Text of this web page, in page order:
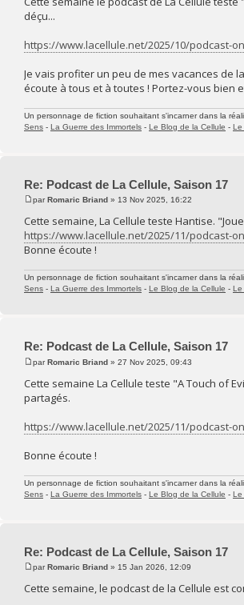
déçu...
https://www.lacellule.net/2025/10/podcast-
Je vais profiter un peu de mes vacances de
écoute à tous et à toutes ! Portez-vous bien
Un personnage de fiction souhaitant s'incarner dans la
Sens - La Guerre des Immortels - Le Blog de la Cellule - Le
Re: Podcast de La Cellule, Saison 17
parRomaric Briand » 13 Nov 2025, 16:22
Cette semaine, La Cellule teste Hantise.
https://www.lacellule.net/2025/11/podcast-
Bonne écoute !
Un personnage de fiction souhaitant s'incarner dans la
Sens - La Guerre des Immortels - Le Blog de la Cellule - Le
Re: Podcast de La Cellule, Saison 17
parRomaric Briand » 27 Nov 2025, 09:43
Cette semaine La Cellule teste "A Touch of
partagés.
https://www.lacellule.net/2025/11/podcast-
Bonne écoute !
Un personnage de fiction souhaitant s'incarner dans la
Sens - La Guerre des Immortels - Le Blog de la Cellule - Le
Re: Podcast de La Cellule, Saison 17
parRomaric Briand » 15 Jan 2026, 12:09
Cette semaine, le podcast de la Cellule est